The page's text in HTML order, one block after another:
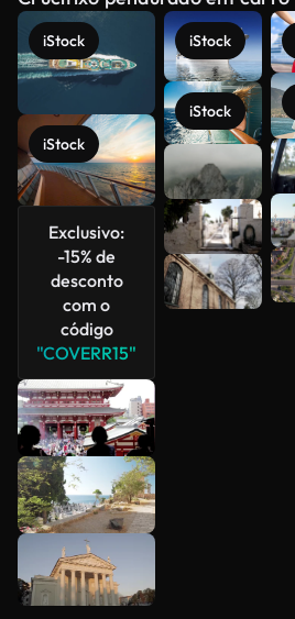
iStock
iStock
Exclusivo:
-15% de
desconto
com o
código
"COVERR15"
iStock
iStock